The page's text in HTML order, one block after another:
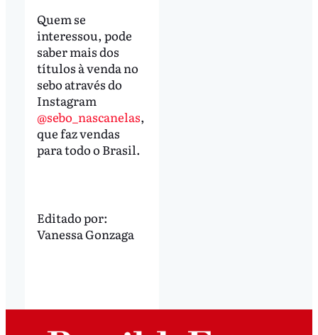
Quem se
interessou, pode
saber mais dos
títulos à venda no
sebo através do
Instagram
@sebo_nascanelas,
que faz vendas
para todo o Brasil.
Editado por:
Vanessa Gonzaga